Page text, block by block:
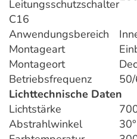
Leitungsschutzschalter
C16
Anwendungsbereich
Montageart
Montageort
Betriebsfrequenz
Lichttechnische Daten
Lichtstärke
Abstrahlwinkel
30°